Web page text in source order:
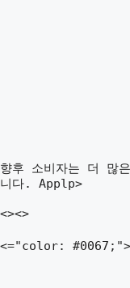
향후 소비자는 더 많
니다. Applp>
<><>
<="color: #0067;">